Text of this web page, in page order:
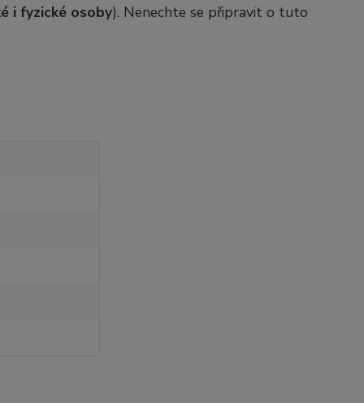
i fyzické osoby). Nenechte se připravit o tuto